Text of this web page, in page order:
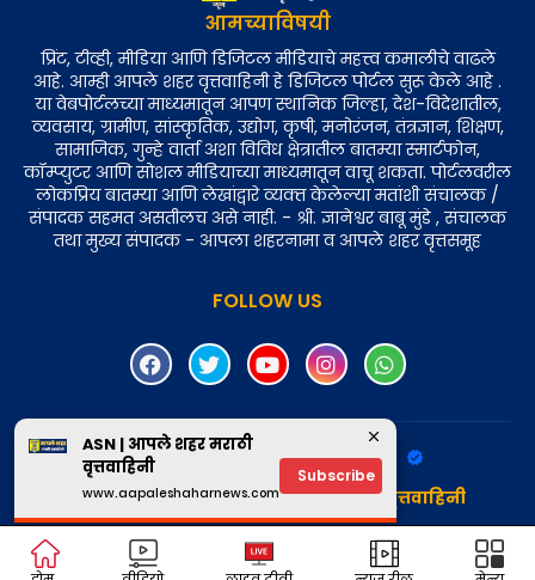
ASN | आपले शहर मराठी
वृत्तवाहिनी
www.aapaleshaharnews.com
Subscribe
आमच्याविषयी
प्रिंट, टीव्ही, मीडिया आणि डिजिटल मीडियाचे महत्त्व कमालीचे वाढले
आहे. आम्ही आपले शहर वृत्तवाहिनी हे डिजिटल पोर्टल सुरू केले आहे .
या वेबपोर्टलच्या माध्यमातून आपण स्थानिक जिल्हा, देश-विदेशातील,
व्यवसाय, ग्रामीण, सांस्कृतिक, उद्योग, कृषी, मनोरंजन, तंत्रज्ञान, शिक्षण,
सामाजिक, गुन्हे वार्ता अशा विविध क्षेत्रातील बातम्या स्मार्टफोन,
कॉम्प्युटर आणि सोशल मीडियाच्या माध्यमातून वाचू शकता. पोर्टलवरील
लोकप्रिय बातम्या आणि लेखांद्वारे व्यक्‍त केलेल्या मतांशी संचालक /
संपादक सहमत असतीलच असे नाही. - श्री. ज्ञानेश्वर बाबू मुंडे , संचालक
तथा मुख्य संपादक - आपला शहरनामा व आपले शहर वृत्तसमूह
FOLLOW US
Design by - Aapale Shahar News
Copyright © 2025 - आपले शहर मराठी वृत्तवाहिनी